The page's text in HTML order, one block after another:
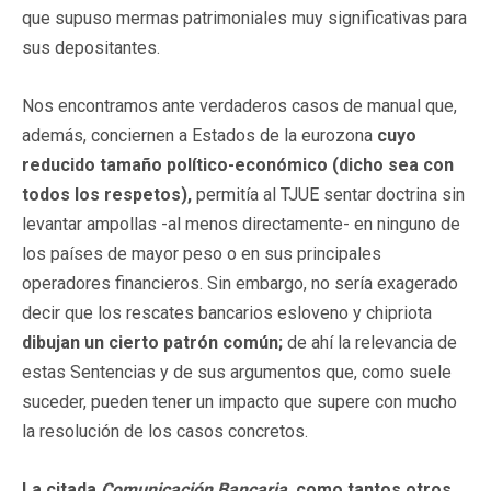
que supuso mermas patrimoniales muy significativas para
sus depositantes.
Nos encontramos ante verdaderos casos de manual que,
además, conciernen a Estados de la eurozona cuyo
reducido tamaño político-económico (dicho sea con
todos los respetos), permitía al TJUE sentar doctrina sin
levantar ampollas -al menos directamente- en ninguno de
los países de mayor peso o en sus principales
operadores financieros. Sin embargo, no sería exagerado
decir que los rescates bancarios esloveno y chipriota
dibujan un cierto patrón común; de ahí la relevancia de
estas Sentencias y de sus argumentos que, como suele
suceder, pueden tener un impacto que supere con mucho
la resolución de los casos concretos.